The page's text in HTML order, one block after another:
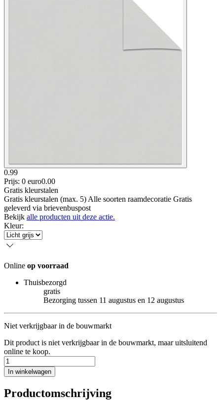
0.99
Prijs: 0 euro0.00
Gratis kleurstalen
Gratis kleurstalen (max. 5) Alle soorten raamdecoratie Gratis
geleverd via brievenbuspost
Bekijk alle producten uit deze actie.
Kleur:
Online op voorraad
Thuisbezorgd
gratis
Bezorging tussen 11 augustus en 12 augustus
Niet verkrijgbaar in de bouwmarkt
Dit product is niet verkrijgbaar in de bouwmarkt, maar uitsluitend
online te koop.
In winkelwagen
Productomschrijving